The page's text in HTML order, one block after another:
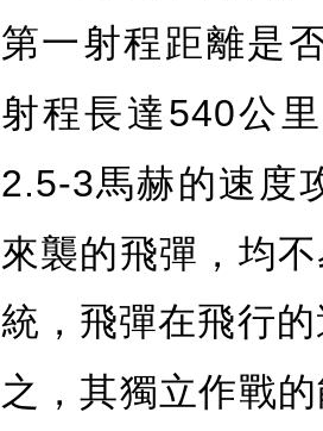
第一射程距離是
射程長達540公
2.5-3馬赫的速度
來襲的飛彈，均
統，飛彈在飛行
之，其獨立作戰